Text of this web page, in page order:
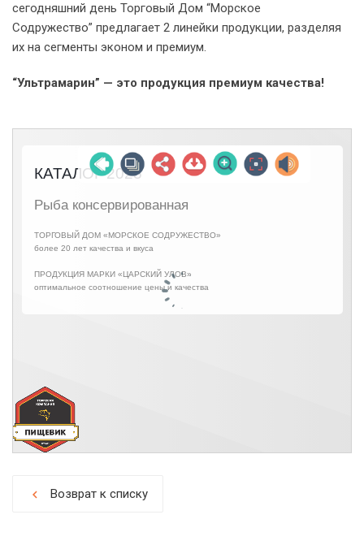
сегодняшний день Торговый Дом “Морское
Содружество” предлагает 2 линейки продукции, разделяя
их на сегменты эконом и премиум.
“Ультрамарин” — это продукция премиум качества!
chevron_left Возврат к списку